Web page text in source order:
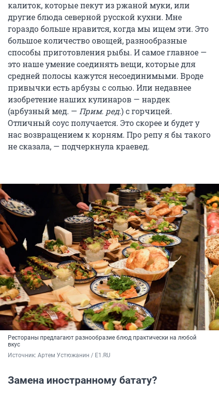
калиток, которые пекут из ржаной муки, или
другие блюда северной русской кухни. Мне
гораздо больше нравится, когда мы ищем эти. Это
большое количество овощей, разнообразные
способы приготовления рыбы. И самое главное —
это наше умение соединять вещи, которые для
средней полосы кажутся несоединимыми. Вроде
привычки есть арбузы с солью. Или недавнее
изобретение наших кулинаров — нардек
(арбузный мед. — Прим. ред.) с горчицей.
Отличный соус получается. Это скорее и будет у
нас возвращением к корням. Про репу я бы такого
не сказала, — подчеркнула краевед.
Рестораны предлагают разнообразие блюд практически на любой
вкус
Источник: Артем Устюжанин / E1.RU
Замена иностранному батату?